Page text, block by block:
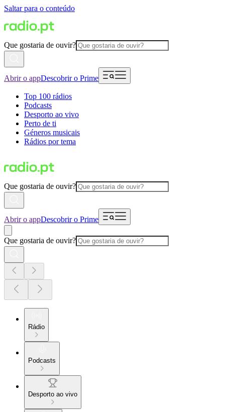
Saltar para o conteúdo
Que gostaria de ouvir?
Abrir o appDescobrir o Prime
Top 100 rádios
Podcasts
Desporto ao vivo
Perto de ti
Géneros musicais
Rádios por tema
Que gostaria de ouvir?
Abrir o appDescobrir o Prime
Que gostaria de ouvir?
Rádio
Podcasts
Desporto ao vivo